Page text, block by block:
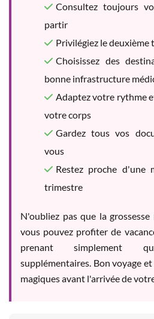
Consultez toujours
partir
Privilégiez le
Choisissez des
bonne infrastructure
Adaptez votre rythme
votre corps
Gardez tous vos
vous
Restez proche d'une
trimestre
N'oubliez pas que la
vous pouvez profiter de
prenant simplement
supplémentaires. Bon voyage
magiques avant l'arrivée de